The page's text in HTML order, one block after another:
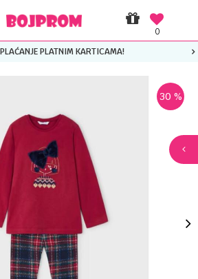
0
PLATNIM KARTICAMA!
30 %